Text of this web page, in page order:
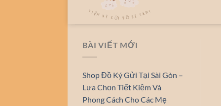
BÀI VIẾT MỚI
Shop Đồ Ký Gửi Tại Sài Gòn –
Lựa Chọn Tiết Kiệm Và
Phong Cách Cho Các Mẹ